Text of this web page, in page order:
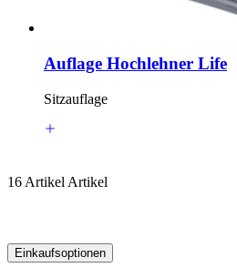
Einkaufsoptionen
Auflage Hochlehner Life
Sitzauflage
16 Artikel Artikel